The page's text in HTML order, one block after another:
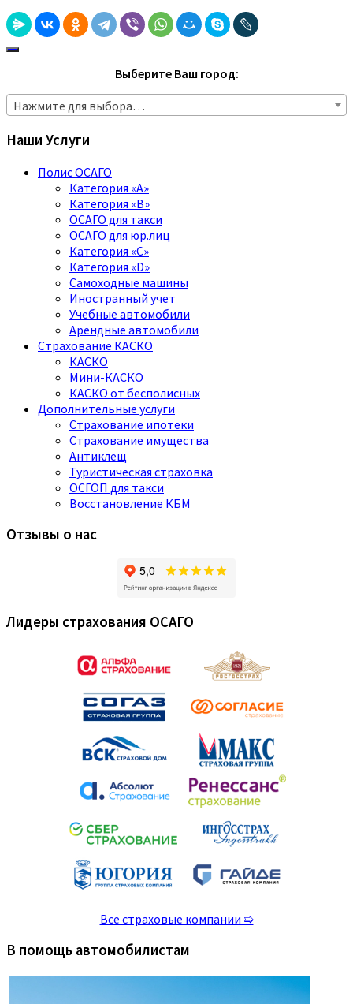
Выберите Ваш город:
Нажмите для выбора…
Наши Услуги
Полис ОСАГО
Категория «A»
Категория «B»
ОСАГО для такси
ОСАГО для юр.лиц
Категория «C»
Категория «D»
Самоходные машины
Иностранный учет
Учебные автомобили
Арендные автомобили
Страхование КАСКО
КАСКО
Мини-КАСКО
КАСКО от бесполисных
Дополнительные услуги
Страхование ипотеки
Страхование имущества
Антиклещ
Туристическая страховка
ОСГОП для такси
Восстановление КБМ
Отзывы о нас
Лидеры страхования ОСАГО
Все страховые компании ➯
В помощь автомобилистам